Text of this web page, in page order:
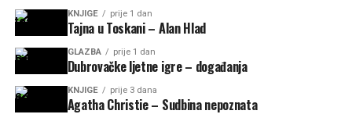
KNJIGE prije 1 dan
Tajna u Toskani – Alan Hlad
GLAZBA prije 1 dan
Dubrovačke ljetne igre – događanja
KNJIGE prije 3 dana
Agatha Christie – Sudbina nepoznata